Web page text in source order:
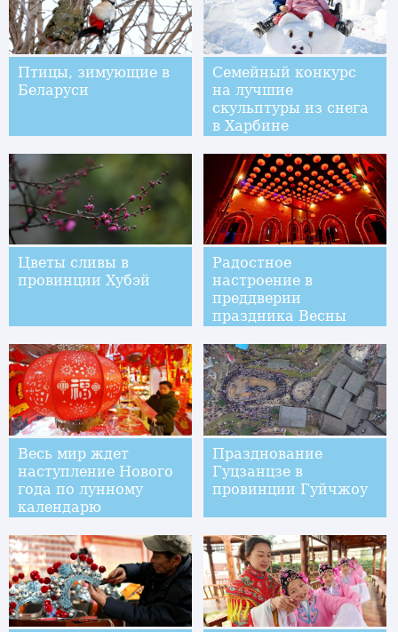
Птицы, зимующие в
Беларуси
Семейный конкурс
на лучшие
скульптуры из снега
в Харбине
Цветы сливы в
провинции Хубэй
Радостное
настроение в
преддверии
праздника Весны
Весь мир ждет
наступление Нового
года по лунному
календарю
Празднование
Гуцзанцзе в
провинции Гуйчжоу